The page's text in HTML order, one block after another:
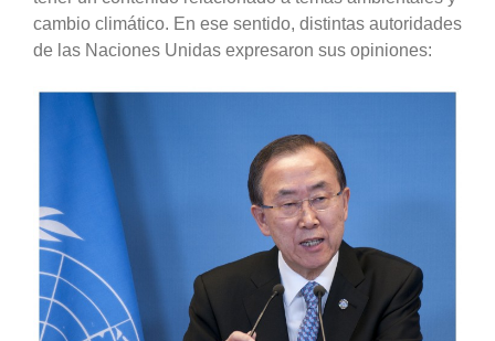
cambio climático. En ese sentido, distintas autoridades
de las Naciones Unidas expresaron sus opiniones: